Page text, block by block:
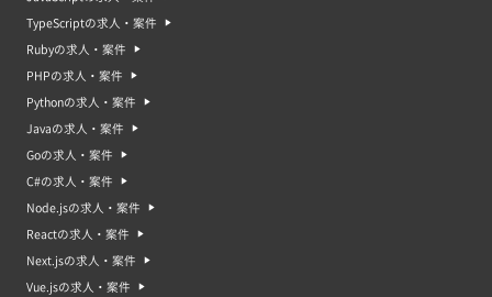
Q. JavaScriptにはどのような仕事で使われますか？
A. JavaScriptは、フロントエンドエンジニアやWebデザイナーなどのWeb
関連の仕事でよく使われます。また、モバイルアプリやデスクトップアプリ
Q. リモートでの勤務は可能ですか？
ジニア案件はリモート勤務の案件が増えています。クライアントによって
は、業務内容やセキュリティの観点から出社が必要なものもあるので、事前
TypeScriptの求人・案件
Rubyの求人・案件
PHPの求人・案件
Pythonの求人・案件
Javaの求人・案件
Goの求人・案件
C#の求人・案件
Node.jsの求人・案件
Reactの求人・案件
Next.jsの求人・案件
Vue.jsの求人・案件